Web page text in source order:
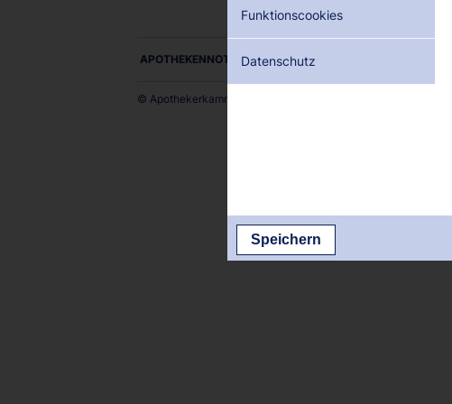
APOTHEKENNOTDIENSTE ALS PDF DOWNLOADEN:
© Apothekerkammer des Saarlandes
Funktionscookies
Datenschutz
Speichern